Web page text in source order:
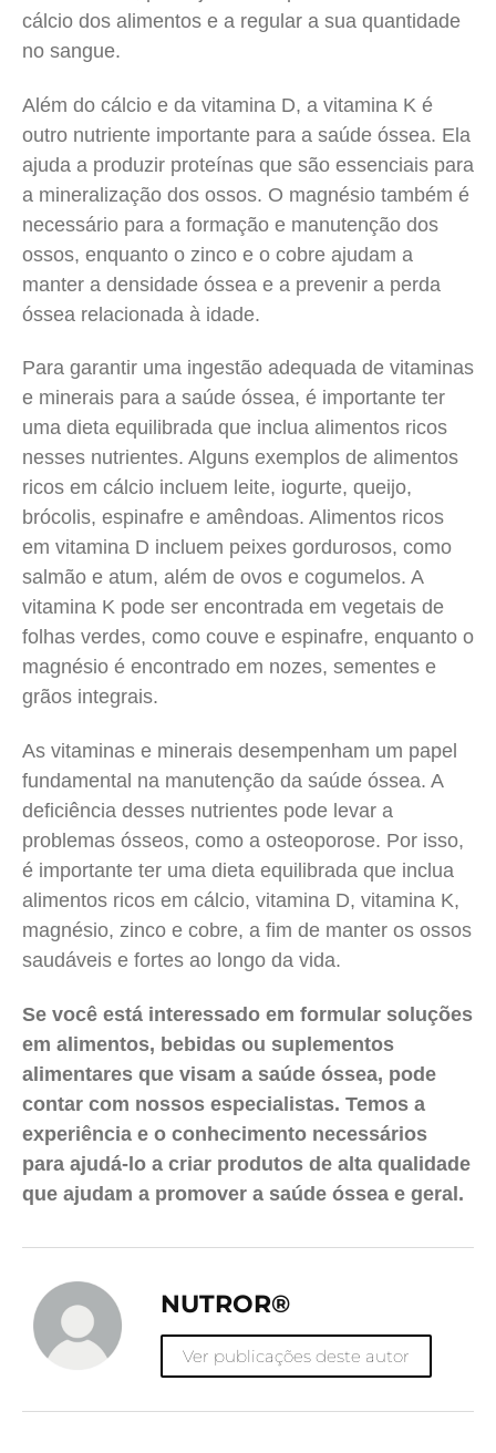
cálcio dos alimentos e a regular a sua quantidade
no sangue.
Além do cálcio e da vitamina D, a vitamina K é
outro nutriente importante para a saúde óssea. Ela
ajuda a produzir proteínas que são essenciais para
a mineralização dos ossos. O magnésio também é
necessário para a formação e manutenção dos
ossos, enquanto o zinco e o cobre ajudam a
manter a densidade óssea e a prevenir a perda
óssea relacionada à idade.
Para garantir uma ingestão adequada de vitaminas
e minerais para a saúde óssea, é importante ter
uma dieta equilibrada que inclua alimentos ricos
nesses nutrientes. Alguns exemplos de alimentos
ricos em cálcio incluem leite, iogurte, queijo,
brócolis, espinafre e amêndoas. Alimentos ricos
em vitamina D incluem peixes gordurosos, como
salmão e atum, além de ovos e cogumelos. A
vitamina K pode ser encontrada em vegetais de
folhas verdes, como couve e espinafre, enquanto o
magnésio é encontrado em nozes, sementes e
grãos integrais.
As vitaminas e minerais desempenham um papel
fundamental na manutenção da saúde óssea. A
deficiência desses nutrientes pode levar a
problemas ósseos, como a osteoporose. Por isso,
é importante ter uma dieta equilibrada que inclua
alimentos ricos em cálcio, vitamina D, vitamina K,
magnésio, zinco e cobre, a fim de manter os ossos
saudáveis e fortes ao longo da vida.
Se você está interessado em formular soluções
em alimentos, bebidas ou suplementos
alimentares que visam a saúde óssea, pode
contar com nossos especialistas. Temos a
experiência e o conhecimento necessários
para ajudá-lo a criar produtos de alta qualidade
que ajudam a promover a saúde óssea e geral.
NUTROR®
Ver publicações deste autor